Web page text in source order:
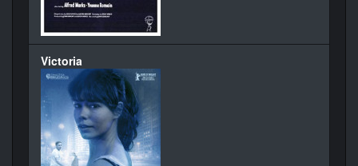
Victoria